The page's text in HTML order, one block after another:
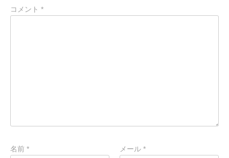
コメント *
名前 * メール*